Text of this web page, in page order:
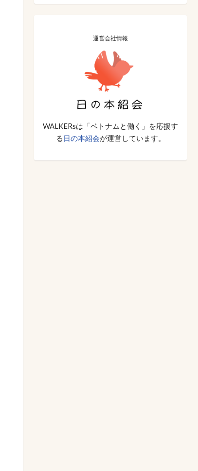
運営会社情報
WALKERsは「ベトナムと働く」を応援す
る 日の本紹会が運営しています。